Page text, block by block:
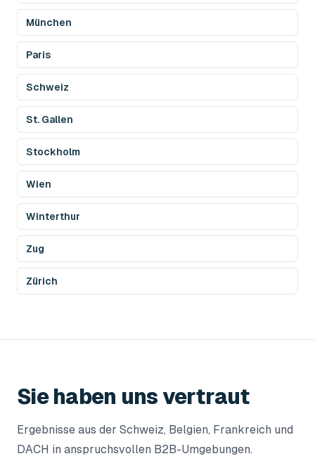
München
Paris
Schweiz
St. Gallen
Stockholm
Wien
Winterthur
Zug
Zürich
Sie haben uns vertraut
Ergebnisse aus der Schweiz, Belgien, Frankreich und
DACH in anspruchsvollen B2B-Umgebungen.